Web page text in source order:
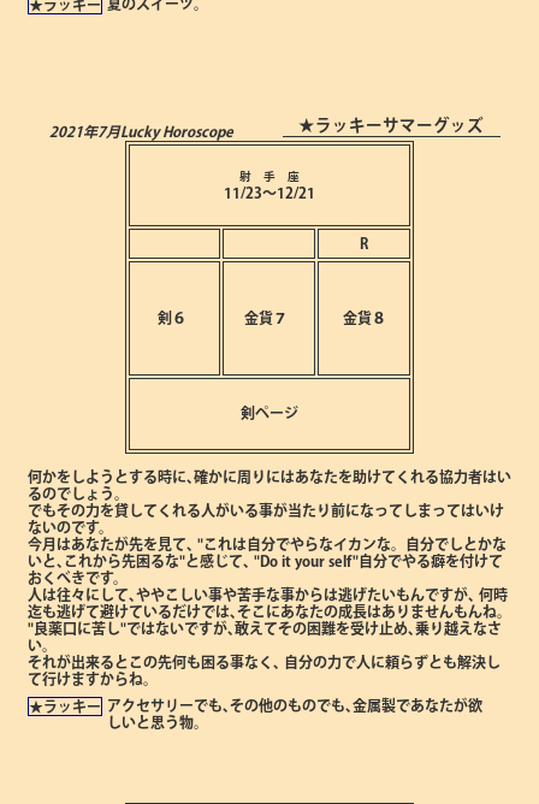
★ラッキー 夏のスイーツ。
2021年7月Lucky Horoscope ★ラッキーサマーグッズ
射 手 座
11/23～12/21
R
剣６ 金貨７ 金貨８
剣ページ
何かをしようとする時に､確かに周りにはあなたを助けてくれる協力者はい
るのでしょう。
でもその力を貸してくれる人がいる事が当たり前になってしまってはいけ
ないのです。
今月はあなたが先を見て､ "これは自分でやらなイカンな。自分でしとかな
いと､これから先困るな"と感じて､ "Do it your self"自分でやる癖を付けて
おくべきです。
人は往々にして､ややこしい事や苦手な事からは逃げたいもんですが､ 何時
迄も逃げて避けているだけでは､そこにあなたの成長はありませんもんね。
"良薬口に苦し"ではないですが､敢えてその困難を受け止め､乗り越えなさ
い。
それが出来るとこの先何も困る事なく､
自分の力で人に頼らずとも解決し
て行けますからね。
★ラッキー アクセサリーでも､その他のものでも､金属製であなたが欲
しいと思う物。